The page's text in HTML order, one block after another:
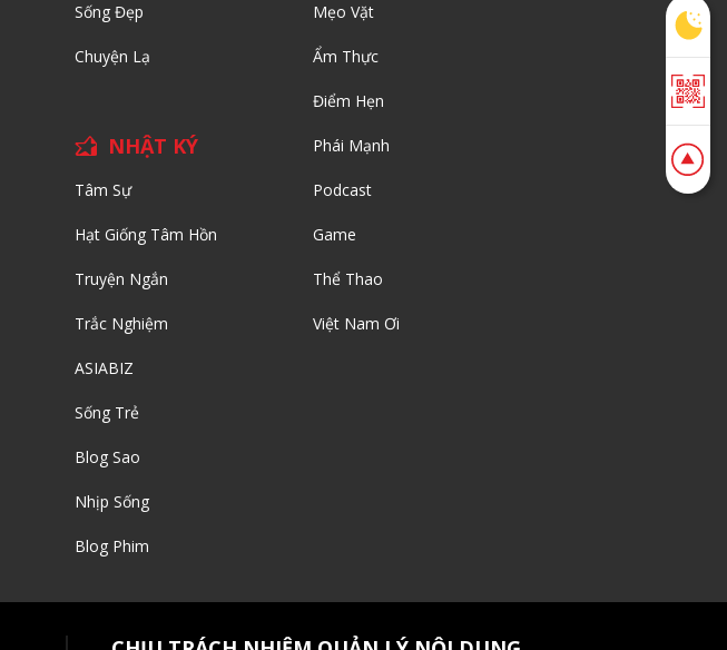
Sống Đẹp
Chuyện Lạ
NHẬT KÝ
Tâm Sự
Hạt Giống Tâm Hồn
Truyện Ngắn
Trắc Nghiệm
ASIABIZ
Sống Trẻ
Blog Sao
Nhịp Sống
Blog Phim
Mẹo Vặt
Ẩm Thực
Điểm Hẹn
Phái Mạnh
Podcast
Game
Thể Thao
Việt Nam Ơi